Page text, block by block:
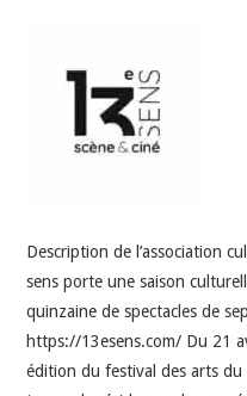
DOKO
Description de l’association
sens porte une saison
quinzaine de spectacles de
https://13esens.com/ Du 21
édition du festival des arts du